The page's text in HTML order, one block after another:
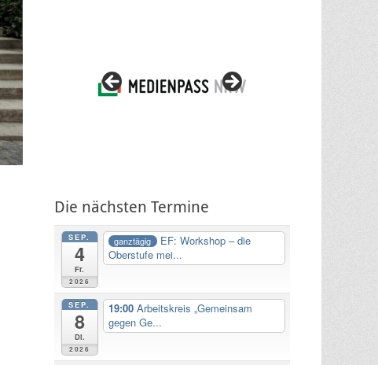
Die nächsten Termine
SEP.
4
Fr.
2026
ganztägig
EF: Workshop – die
Oberstufe mei...
SEP.
8
Di.
2026
19:00 Arbeitskreis „Gemeinsam
gegen Ge...